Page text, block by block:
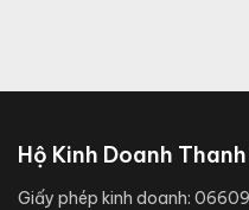
Hộ Kinh Doanh
Giấy phép kinh doanh: